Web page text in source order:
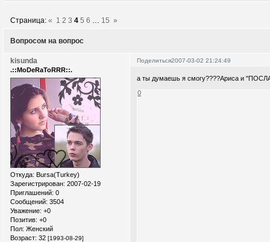
Вопросом на вопрос
Страница:« 1 2 3 4 5 6 … 15 »
Поделиться2007-03-02 21:24:49
kisunda
.::MoDeRaToRRR::.
Откуда: Bursa(Turkey)
Зарегистрирован: 2007-02-19
Приглашений: 0
Сообщений: 3504
Уважение: +0
Позитив: +0
Пол: Женский
Возраст: 32 [1993-08-29]
а ты думаешь я смогу????Ариса и
0